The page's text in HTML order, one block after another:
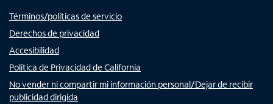
Términos/políticas de servicio
Derechos de privacidad
Accesibilidad
Política de Privacidad de California
No vender ni compartir mi información personal/Dejar de recibir
publicidad dirigida